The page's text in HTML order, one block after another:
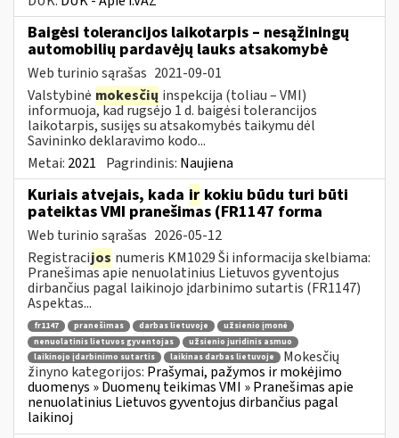
Baigėsi tolerancijos laikotarpis – nesąžiningų
automobilių pardavėjų lauks atsakomybė
Web turinio sąrašas 2021-09-01
Valstybinė mokesčių inspekcija (toliau – VMI)
informuoja, kad rugsėjo 1 d. baigėsi tolerancijos
laikotarpis, susijęs su atsakomybės taikymu dėl
Savininko deklaravimo kodo...
Metai: 2021 Pagrindinis: Naujiena
Kuriais atvejais, kada ir kokiu būdu turi būti
pateiktas VMI pranešimas (FR1147 forma
Web turinio sąrašas 2026-05-12
Registracijos numeris KM1029 Ši informacija skelbiama:
Pranešimas apie nenuolatinius Lietuvos gyventojus
dirbančius pagal laikinojo įdarbinimo sutartis (FR1147)
Aspektas...
fr1147 pranešimas darbas lietuvoje
užsienio įmonė
nenuolatinis lietuvos gyventojas
užsienio juridinis asmuo
laikinojo įdarbinimo sutartis
laikinas darbas lietuvoje
Mokesčių
žinyno kategorijos: Prašymai, pažymos ir mokėjimo
duomenys » Duomenų teikimas VMI » Pranešimas apie
nenuolatinius Lietuvos gyventojus dirbančius pagal
laikinoj